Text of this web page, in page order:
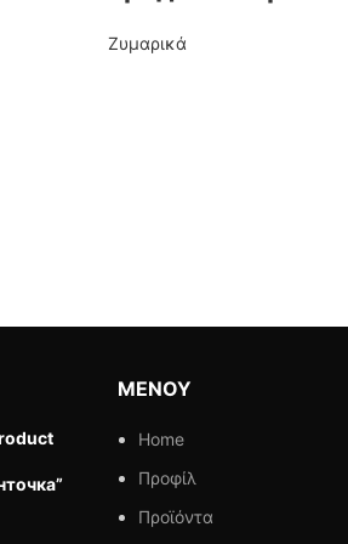
Ζυμαρικά
ΜΕΝΟΥ
Home
Προφίλ
Προϊόντα